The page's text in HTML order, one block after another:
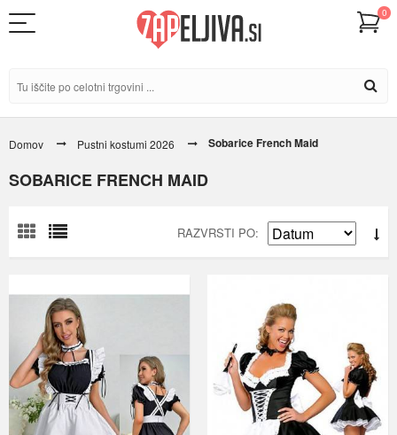
0
Domov Pustni kostumi 2026 Sobarice French Maid
SOBARICE FRENCH MAID
RAZVRSTI PO